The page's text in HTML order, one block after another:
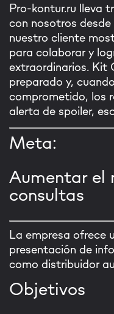
Pro-kontur.ru lleva
con nosotros desde
nuestro cliente
para colaborar y
extraordinarios. Kit
preparado y,
comprometido, los
alerta de spoiler,
Meta:
Aumentar el
consultas
La empresa ofrece
presentación de
como distribuidor
Objetivos